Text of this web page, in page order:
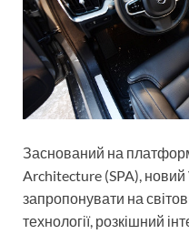
Заснований на
Architecture (SPA), новий
запропонувати на
технології, розкішний